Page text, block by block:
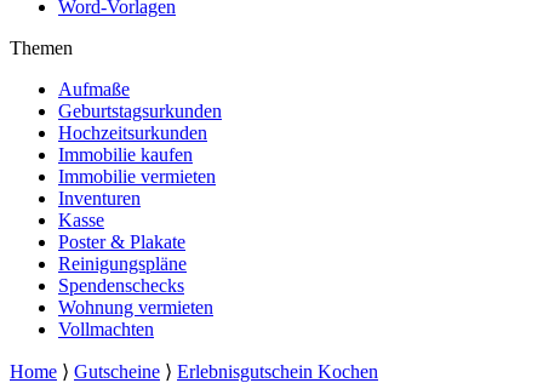
Word-Vorlagen
Themen
Aufmaße
Geburtstagsurkunden
Hochzeitsurkunden
Immobilie kaufen
Immobilie vermieten
Inventuren
Kasse
Poster & Plakate
Reinigungspläne
Spendenschecks
Wohnung vermieten
Vollmachten
Home ⟩ Gutscheine ⟩ Erlebnisgutschein Kochen